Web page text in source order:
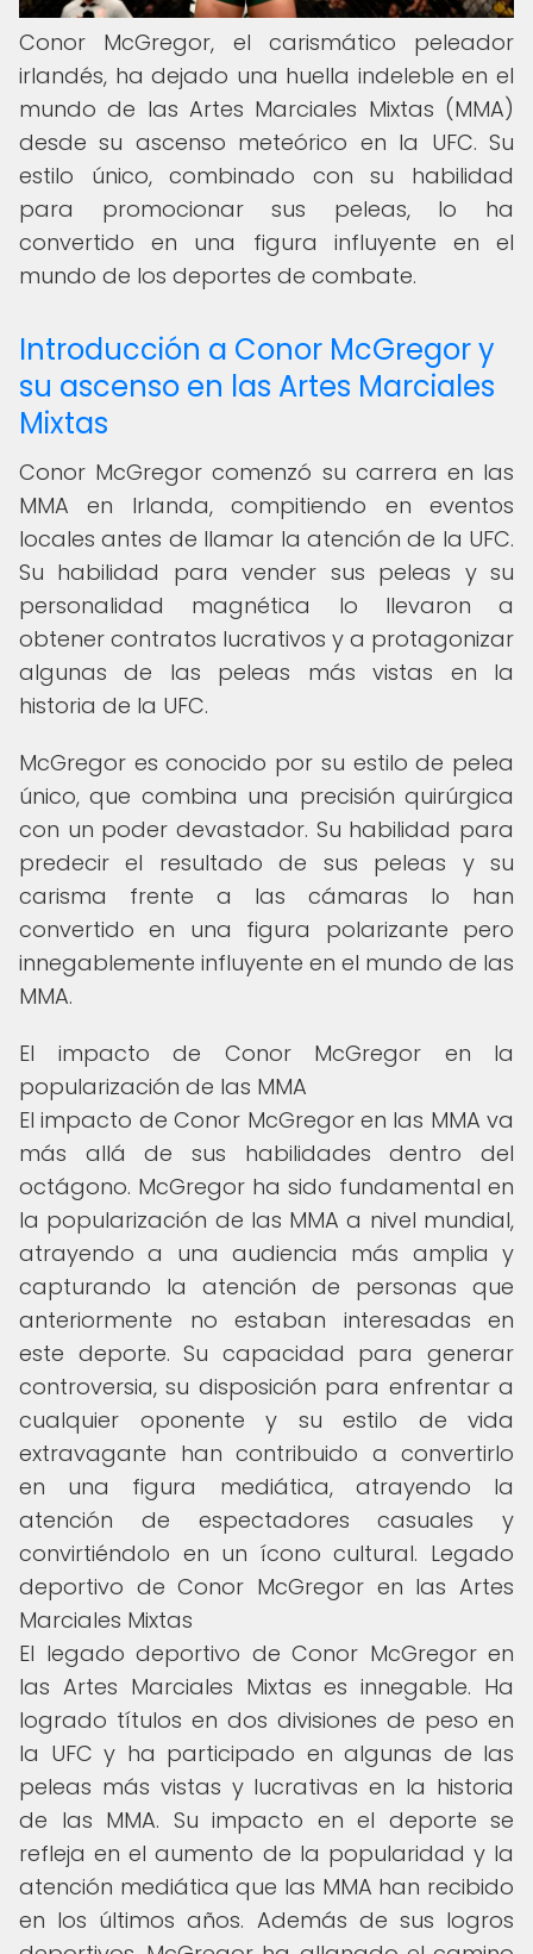
Conor McGregor, el carismático peleador
irlandés, ha dejado una huella indeleble en el
mundo de las Artes Marciales Mixtas (MMA)
desde su ascenso meteórico en la UFC. Su
estilo único, combinado con su habilidad
para promocionar sus peleas, lo ha
convertido en una figura influyente en el
mundo de los deportes de combate.
Introducción a Conor McGregor y
su ascenso en las Artes Marciales
Mixtas
Conor McGregor comenzó su carrera en las
MMA en Irlanda, compitiendo en eventos
locales antes de llamar la atención de la UFC.
Su habilidad para vender sus peleas y su
personalidad magnética lo llevaron a
obtener contratos lucrativos y a protagonizar
algunas de las peleas más vistas en la
historia de la UFC.
McGregor es conocido por su estilo de pelea
único, que combina una precisión quirúrgica
con un poder devastador. Su habilidad para
predecir el resultado de sus peleas y su
carisma frente a las cámaras lo han
convertido en una figura polarizante pero
innegablemente influyente en el mundo de las
MMA.
El impacto de Conor McGregor en la
popularización de las MMA
El impacto de Conor McGregor en las MMA va
más allá de sus habilidades dentro del
octágono. McGregor ha sido fundamental en
la popularización de las MMA a nivel mundial,
atrayendo a una audiencia más amplia y
capturando la atención de personas que
anteriormente no estaban interesadas en
este deporte. Su capacidad para generar
controversia, su disposición para enfrentar a
cualquier oponente y su estilo de vida
extravagante han contribuido a convertirlo
en una figura mediática, atrayendo la
atención de espectadores casuales y
convirtiéndolo en un ícono cultural. Legado
deportivo de Conor McGregor en las Artes
Marciales Mixtas
El legado deportivo de Conor McGregor en
las Artes Marciales Mixtas es innegable. Ha
logrado títulos en dos divisiones de peso en
la UFC y ha participado en algunas de las
peleas más vistas y lucrativas en la historia
de las MMA. Su impacto en el deporte se
refleja en el aumento de la popularidad y la
atención mediática que las MMA han recibido
en los últimos años. Además de sus logros